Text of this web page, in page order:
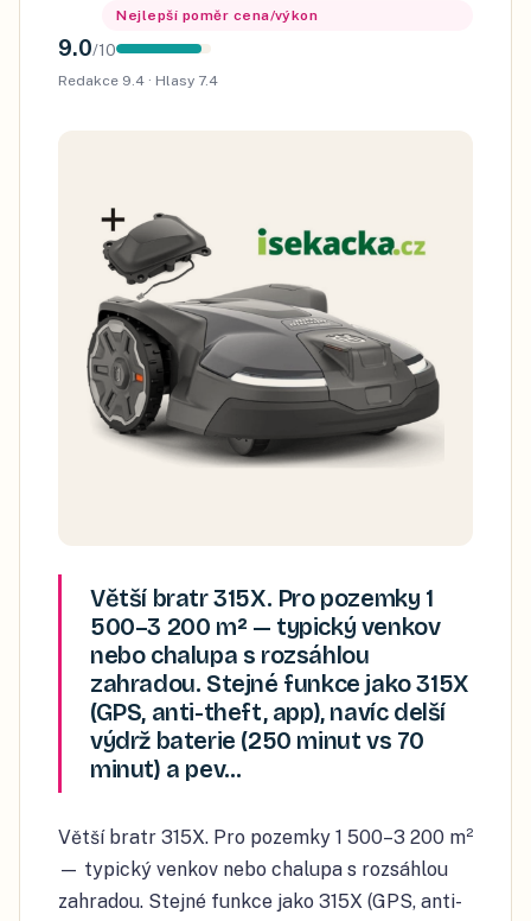
Nejlepší poměr cena/výkon
9.0/10
Redakce 9.4 · Hlasy 7.4
Větší bratr 315X. Pro pozemky 1
500–3 200 m² — typický venkov
nebo chalupa s rozsáhlou
zahradou. Stejné funkce jako 315X
(GPS, anti-theft, app), navíc delší
výdrž baterie (250 minut vs 70
minut) a pev…
Větší bratr 315X. Pro pozemky 1 500–3 200 m²
— typický venkov nebo chalupa s rozsáhlou
zahradou. Stejné funkce jako 315X (GPS, anti-